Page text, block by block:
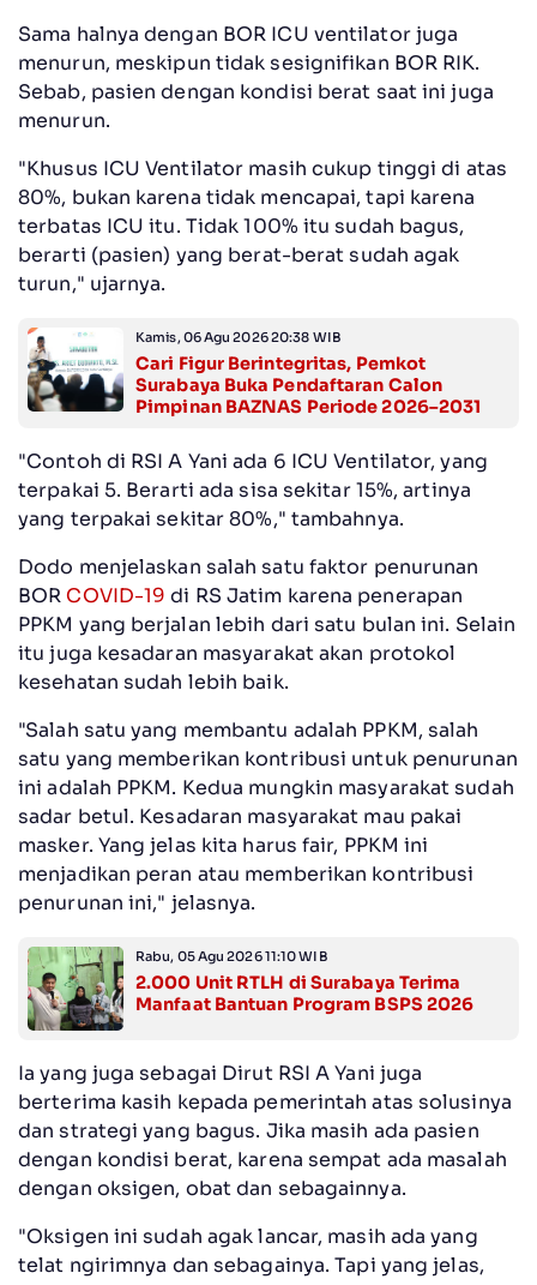
Sama halnya dengan BOR ICU ventilator juga
menurun, meskipun tidak sesignifikan BOR RIK.
Sebab, pasien dengan kondisi berat saat ini juga
menurun.
"Khusus ICU Ventilator masih cukup tinggi di atas
80%, bukan karena tidak mencapai, tapi karena
terbatas ICU itu. Tidak 100% itu sudah bagus,
berarti (pasien) yang berat-berat sudah agak
turun," ujarnya.
Kamis, 06 Agu 2026 20:38 WIB
Cari Figur Berintegritas, Pemkot
Surabaya Buka Pendaftaran Calon
Pimpinan BAZNAS Periode 2026–2031
"Contoh di RSI A Yani ada 6 ICU Ventilator, yang
terpakai 5. Berarti ada sisa sekitar 15%, artinya
yang terpakai sekitar 80%," tambahnya.
Dodo menjelaskan salah satu faktor penurunan
BOR COVID-19 di RS Jatim karena penerapan
PPKM yang berjalan lebih dari satu bulan ini. Selain
itu juga kesadaran masyarakat akan protokol
kesehatan sudah lebih baik.
"Salah satu yang membantu adalah PPKM, salah
satu yang memberikan kontribusi untuk penurunan
ini adalah PPKM. Kedua mungkin masyarakat sudah
sadar betul. Kesadaran masyarakat mau pakai
masker. Yang jelas kita harus fair, PPKM ini
menjadikan peran atau memberikan kontribusi
penurunan ini," jelasnya.
Rabu, 05 Agu 2026 11:10 WIB
2.000 Unit RTLH di Surabaya Terima
Manfaat Bantuan Program BSPS 2026
Ia yang juga sebagai Dirut RSI A Yani juga
berterima kasih kepada pemerintah atas solusinya
dan strategi yang bagus. Jika masih ada pasien
dengan kondisi berat, karena sempat ada masalah
dengan oksigen, obat dan sebagainnya.
"Oksigen ini sudah agak lancar, masih ada yang
telat ngirimnya dan sebagainya. Tapi yang jelas,